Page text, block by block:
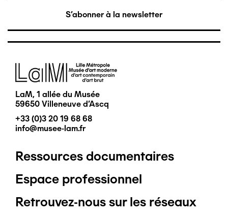
S'abonner à la newsletter
Image
LaM, 1 allée du Musée
59650 Villeneuve d'Ascq
+33 (0)3 20 19 68 68
info@musee-lam.fr
Pied
de
page
Ressources documentaires
Espace professionnel
Retrouvez-nous sur les réseaux